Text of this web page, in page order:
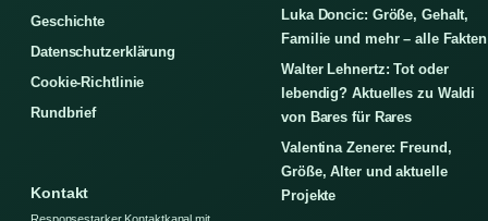
Geschichte
Datenschutzerklärung
Cookie-Richtlinie
Rundbrief
Luka Doncic: Größe, Gehalt,
Familie und mehr – alle Fakten
Walter Lehnertz: Tot oder
lebendig? Aktuelles zu Waldi
von Bares für Rares
Valentina Zenere: Freund,
Größe, Alter und aktuelle
Projekte
Kontakt